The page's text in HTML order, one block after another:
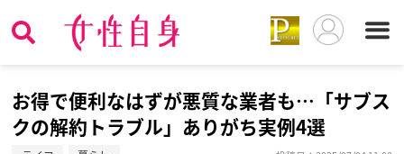
お得で便利なはずが悪質な業者も…「サブス
クの解約トラブル」ありがち実例4選